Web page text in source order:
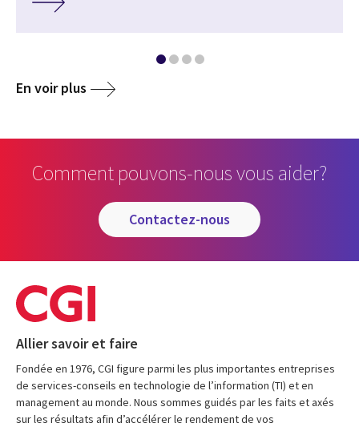
En voir plus
Comment pouvons-nous vous aider?
contactez-nous
Allier savoir et faire
Fondée en 1976, CGI figure parmi les plus importantes entreprises
de services-conseils en technologie de l’information (TI) et en
management au monde. Nous sommes guidés par les faits et axés
sur les résultats afin d’accélérer le rendement de vos